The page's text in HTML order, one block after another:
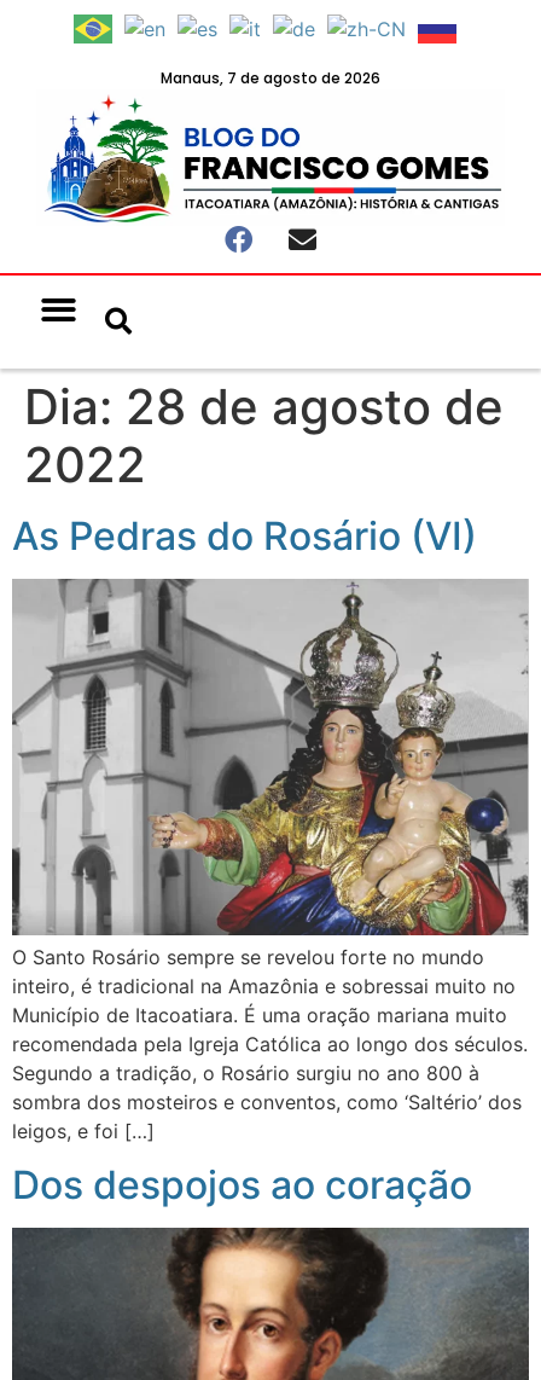
Manaus, 7 de agosto de 2026
Dia: 28 de agosto de
2022
As Pedras do Rosário (VI)
O Santo Rosário sempre se revelou forte no mundo
inteiro, é tradicional na Amazônia e sobressai muito no
Município de Itacoatiara. É uma oração mariana muito
recomendada pela Igreja Católica ao longo dos séculos.
Segundo a tradição, o Rosário surgiu no ano 800 à
sombra dos mosteiros e conventos, como ‘Saltério’ dos
leigos, e foi […]
Dos despojos ao coração